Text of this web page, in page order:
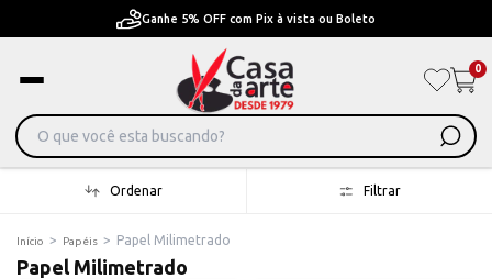
Ganhe 5% OFF com Pix à vista ou Boleto
0
Ordenar Filtrar
Início > Papéis > Papel Milimetrado
Papel Milimetrado